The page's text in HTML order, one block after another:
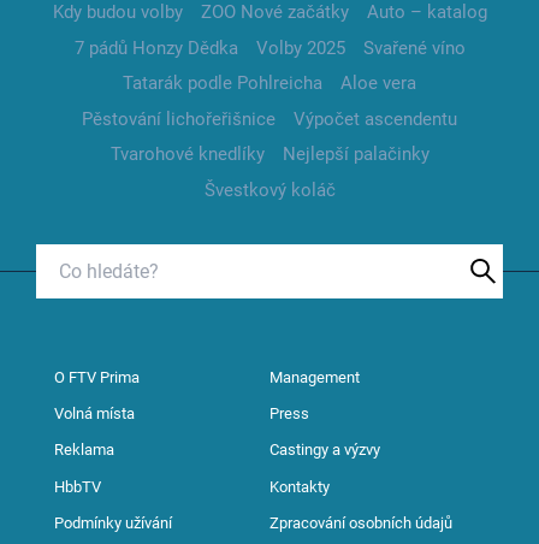
Kdy budou volby
ZOO Nové začátky
Auto – katalog
7 pádů Honzy Dědka
Volby 2025
Svařené víno
Tatarák podle Pohlreicha
Aloe vera
Pěstování lichořeřišnice
Výpočet ascendentu
Tvarohové knedlíky
Nejlepší palačinky
Švestkový koláč
O FTV Prima Management
Volná místa Press
Reklama Castingy a výzvy
HbbTV Kontakty
Podmínky užívání Zpracování osobních údajů